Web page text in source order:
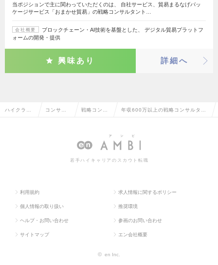
当ポジションで主に関わっていただくのは、 自社サービス、貿易まるなげパッ
ケージサービス「おまかせ貿易」の戦略コンサルタント…
会社概要
ブロックチェーン・AI技術を基盤とした、 デジタル貿易プラットフ
ォームの開発・提供
興味あり 詳細へ
ハイクラス コンサル 戦略コンサ 年収600万以上の戦略コンサルタン
若手ハイキャリアのスカウト転職
利用規約 求人情報に関するポリシー
個人情報の取り扱い 推奨環境
ヘルプ・お問い合わせ 参画のお問い合わせ
サイトマップ エン会社概要
© en Inc.